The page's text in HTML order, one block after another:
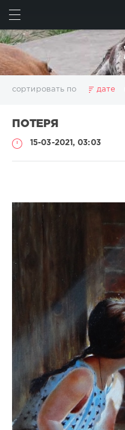
сортировать по дате
ПОТЕРЯ
15-03-2021, 03:03
517
0